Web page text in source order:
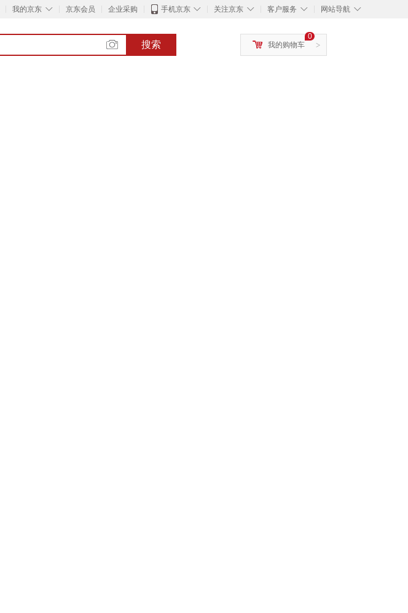
◇
我的京东 京东会员 企业采购 ◇
手机京东 ◇
关注京东 ◇
客户服务 ◇
网站导航
搜索 >
0
我的购物车